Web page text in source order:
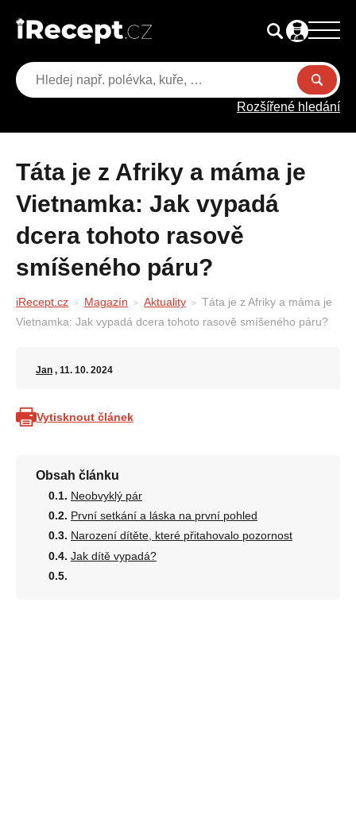
Rozšířené hledání
Táta je z Afriky a máma je
Vietnamka: Jak vypadá
dcera tohoto rasově
smíšeného páru?
iRecept.cz Magazín Aktuality
Táta je z Afriky a máma je
Vietnamka: Jak vypadá dcera tohoto rasově smíšeného páru?
Jan , 11. 10. 2024
Vytisknout článek
Obsah článku
Neobvyklý pár
První setkání a láska na první pohled
Narození dítěte, které přitahovalo pozornost
Jak dítě vypadá?